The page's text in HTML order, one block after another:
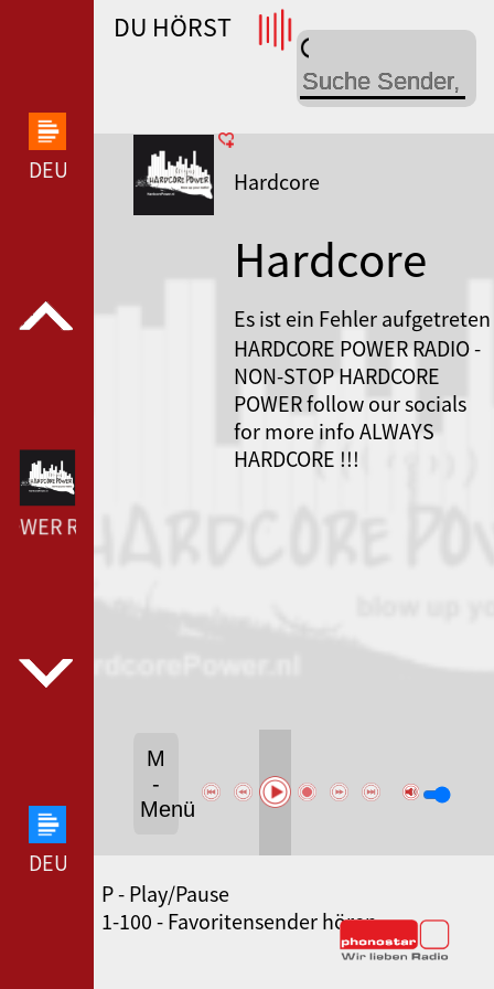
RADIO --- HARDCORE POWER RADIO ---
DEUTSCHLANDFUNK --- DEUTSCHLANDFUNK ---
80ER 90ER OLDIE ANTENNE --- 80ER 90ER
WDR 4 --- WDR 4 ---
DEUTSCHLANDFUNK KULTUR ---
DU HÖRST
Hardcore
Hardcore
Power
Radio
Es ist ein Fehler aufgetreten
HARDCORE POWER RADIO -
NON-STOP HARDCORE
POWER follow our socials
for more info ALWAYS
HARDCORE !!!
M
-
Menü
P - Play/Pause
1-100 - Favoritensender hören